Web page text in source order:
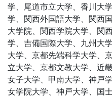
学、尾道市立大学、香川大
学、関西外国語大学、関西
大学院、関西学院大学、関
学、吉備国際大学、九州大
大学、京都先端科学大学、
立大学、京都文教大学、近
女子大学、甲南大学、神戸
女学院大学、神戸大学、国